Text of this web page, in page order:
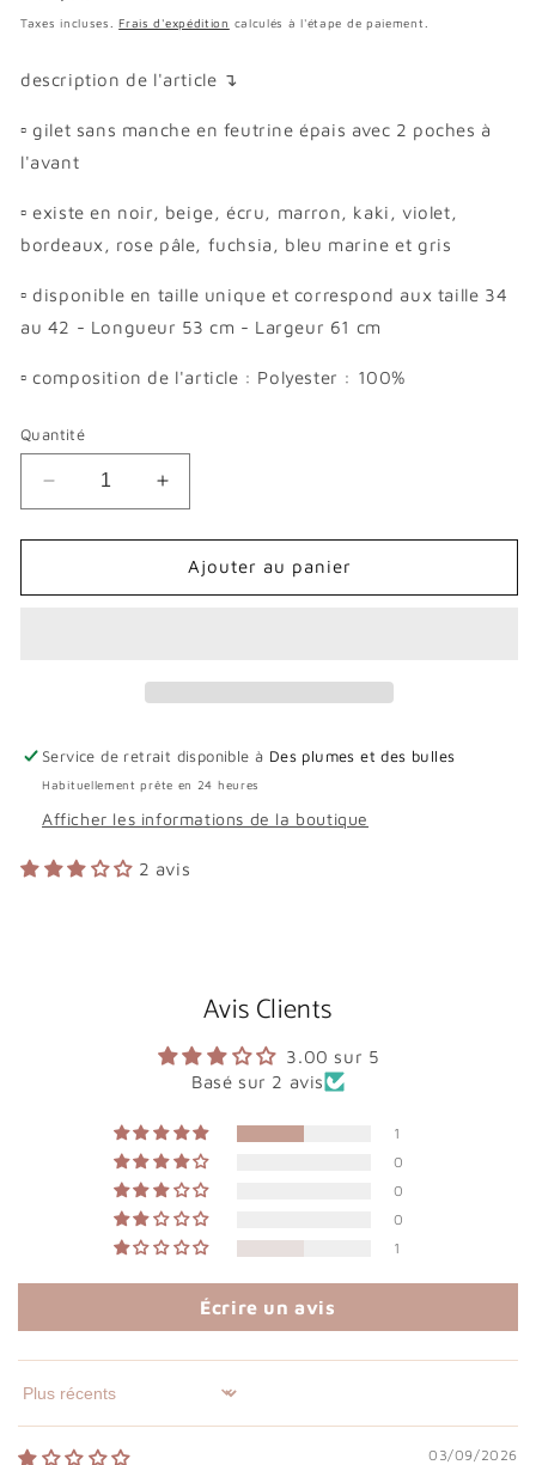
habituel
Taxes incluses.Frais d'expédition calculés à l'étape de paiement.
description de l'article ↴
▫ gilet sans manche en feutrine épais avec 2 poches à
l'avant
▫ existe en noir, beige, écru, marron, kaki, violet,
bordeaux, rose pâle, fuchsia, bleu marine et gris
▫ disponible en taille unique et correspond aux taille 34
au 42 - Longueur 53 cm - Largeur 61 cm
▫ composition de l'article : Polyester : 100%
Quantité
Réduire
la
quantité
GILET
Augmenter
la
quantité
GILET
Ajouter au panier
Service de retrait disponible à Des plumes et des bulles
Habituellement prête en 24 heures
Afficher les informations de la boutique
2 avis
Avis Clients
3.00 sur 5
Basé sur 2 avis
1
0
0
0
1
Écrire un avis
Sort by
03/09/2026